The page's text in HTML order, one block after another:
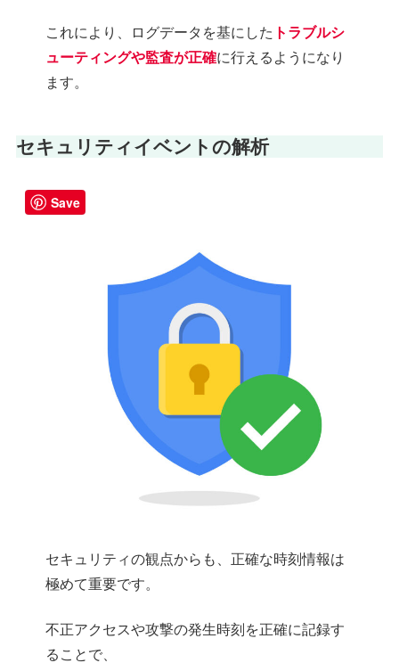
これにより、ログデータを基にした トラブルシ
ューティングや監査が正確に行えるようになり
ます。
セキュリティイベントの解析
セキュリティの観点からも、正確な時刻情報は
極めて重要です。
不正アクセスや攻撃の発生時刻を正確に記録す
ることで、
Save